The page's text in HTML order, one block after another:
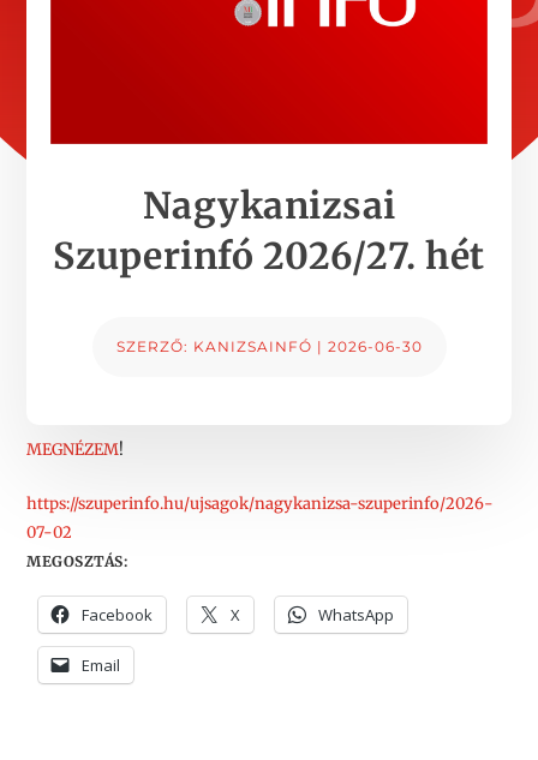
Nagykanizsai
Szuperinfó 2026/27. hét
SZERZŐ: KANIZSAINFÓ | 2026-06-30
MEGNÉZEM!
https://szuperinfo.hu/ujsagok/nagykanizsa-szuperinfo/2026-
07-02
MEGOSZTÁS:
Facebook X WhatsApp
Email